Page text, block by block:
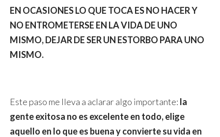
EN OCASIONES LO QUE TOCA ES NO HACER Y
NO ENTROMETERSE EN LA VIDA DE UNO
MISMO, DEJAR DE SER UN ESTORBO PARA UNO
MISMO.
Este paso me lleva a aclarar algo importante: la
gente exitosa no es excelente en todo, elige
aquello en lo que es buena y convierte su vida en